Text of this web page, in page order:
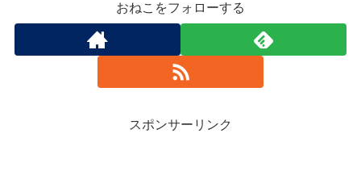
おねこをフォローする
スポンサーリンク